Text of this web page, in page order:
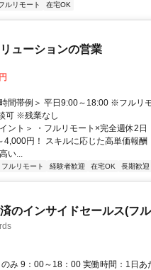
ルリモート 在宅OK
ューションの営業
間帯例＞ 平日9:00～18:00 ※フルリ
可 ※残業なし
ント＞ ・フルリモート×完全週休2日
4,000円！ スキルに応じた高単価報酬
い...
フルリモート 経験者歓迎 在宅OK 長期歓迎
のインサイドセールス(フ
み 9：00～18：00 実働時間：1日あ